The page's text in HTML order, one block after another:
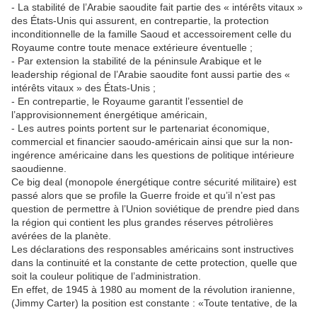
- La stabilité de l’Arabie saoudite fait partie des « intérêts vitaux »
des États-Unis qui assurent, en contrepartie, la protection
inconditionnelle de la famille Saoud et accessoirement celle du
Royaume contre toute menace extérieure éventuelle ;
- Par extension la stabilité de la péninsule Arabique et le
leadership régional de l’Arabie saoudite font aussi partie des «
intérêts vitaux » des États-Unis ;
- En contrepartie, le Royaume garantit l’essentiel de
l’approvisionnement énergétique américain,
- Les autres points portent sur le partenariat économique,
commercial et financier saoudo-américain ainsi que sur la non-
ingérence américaine dans les questions de politique intérieure
saoudienne.
Ce big deal (monopole énergétique contre sécurité militaire) est
passé alors que se profile la Guerre froide et qu’il n’est pas
question de permettre à l’Union soviétique de prendre pied dans
la région qui contient les plus grandes réserves pétrolières
avérées de la planète.
Les déclarations des responsables américains sont instructives
dans la continuité et la constante de cette protection, quelle que
soit la couleur politique de l’administration.
En effet, de 1945 à 1980 au moment de la révolution iranienne,
(Jimmy Carter) la position est constante : «Toute tentative, de la